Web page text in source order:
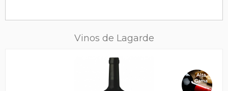
Vinos de Lagarde